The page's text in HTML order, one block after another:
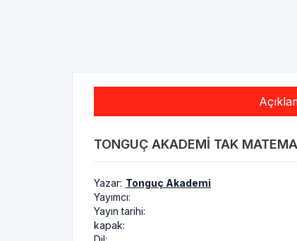
TONGUÇ AKADEMI TAK
Yazar: Tonguç Akademi
Yayımcı:
Yayın tarihi:
kapak: